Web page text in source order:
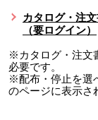
カタログ・注
（要ログイン）
※カタログ・注文
必要です。
※配布・停止を選
のページに表示さ